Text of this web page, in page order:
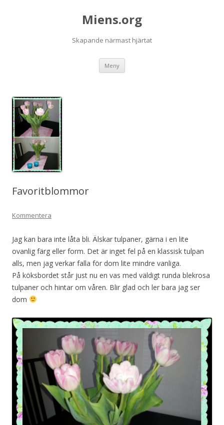
Miens.org
Skapande närmast hjärtat
Meny
Favoritblommor
Kommentera
Jag kan bara inte låta bli. Älskar tulpaner, gärna i en lite
ovanlig färg eller form. Det är inget fel på en klassisk tulpan
alls, men jag verkar falla för dom lite mindre vanliga.
På köksbordet står just nu en vas med väldigt runda blekrosa
tulpaner och hintar om våren. Blir glad och ler bara jag ser
dom